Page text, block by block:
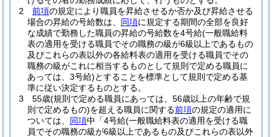
2
前項の規定により職員を昇給させるか否か及び昇給させる
場合の昇給の号給数は、 同項に規定する期間の全部を良好
な成績で勤務した職員の昇給の号給数を4号給(一般職給料
表の適用を受ける職員でその職務の級が6級以上であるもの
及びこれらの表以外の各給料表の適用を受ける職員でその
職務の級がこれに相当するものとして規則で定める職員に
あっては、3号給)とすることを標準として規則で定める基
準に従い決定するものとする。
3
55歳(規則で定める職員にあっては、56歳以上の年齢で規
則で定めるもの)を超える職員に関する前項の規定の適用に
ついては、 同項中「4号給(一般職給料表の適用を受ける職
員でその職務の級が6級以上であるもの及びこれらの表以外